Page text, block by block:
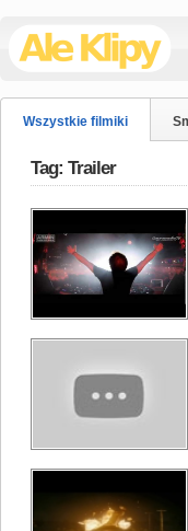
Wszystkie filmiki
Tag: Trailer